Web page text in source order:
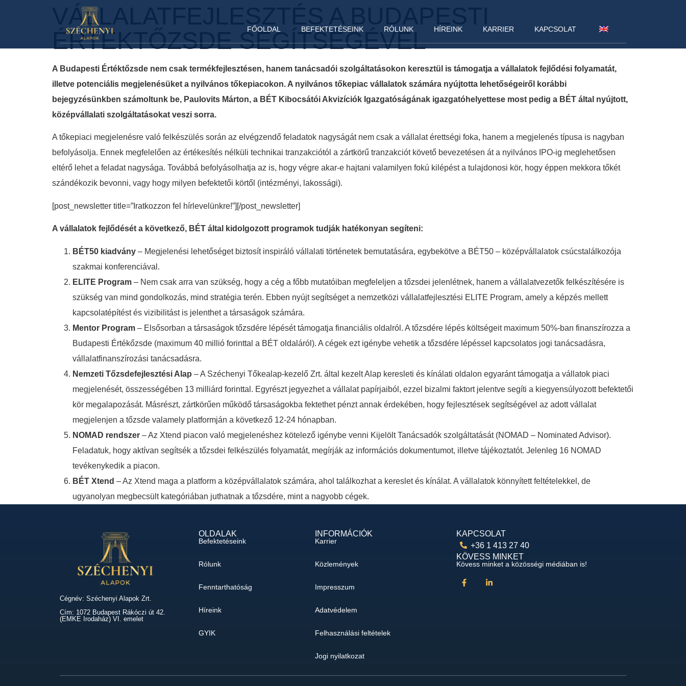
FŐOLDAL BEFEKTETÉSEINK RÓLUNK HÍREINK KARRIER KAPCSOLAT
VÁLLALATFEJLESZTÉS A BUDAPESTI
ÉRTÉKTŐZSDE SEGÍTSÉGÉVEL
A Budapesti Értéktőzsde nem csak termékfejlesztésen, hanem tanácsadói szolgáltatásokon keresztül is támogatja a vállalatok fejlődési folyamatát,
illetve potenciális megjelenésüket a nyilvános tőkepiacokon. A nyilvános tőkepiac vállalatok számára nyújtotta lehetőségeiről korábbi
bejegyzésünkben számoltunk be, Paulovits Márton, a BÉT Kibocsátói Akvizíciók Igazgatóságának igazgatóhelyettese most pedig a BÉT által nyújtott,
középvállalati szolgáltatásokat veszi sorra.
A tőkepiaci megjelenésre való felkészülés során az elvégzendő feladatok nagyságát nem csak a vállalat érettségi foka, hanem a megjelenés típusa is nagyban
befolyásolja. Ennek megfelelően az értékesítés nélküli technikai tranzakciótól a zártkörű tranzakciót követő bevezetésen át a nyilvános IPO-ig meglehetősen
eltérő lehet a feladat nagysága. Továbbá befolyásolhatja az is, hogy végre akar-e hajtani valamilyen fokú kilépést a tulajdonosi kör, hogy éppen mekkora tőkét
szándékozik bevonni, vagy hogy milyen befektetői körtől (intézményi, lakossági).
[post_newsletter title=”Iratkozzon fel hírlevelünkre!”][/post_newsletter]
A vállalatok fejlődését a következő, BÉT által kidolgozott programok tudják hatékonyan segíteni:
BÉT50 kiadvány – Megjelenési lehetőséget biztosít inspiráló vállalati történetek bemutatására, egybekötve a BÉT50 – középvállalatok csúcstalálkozója
szakmai konferenciával.
ELITE Program – Nem csak arra van szükség, hogy a cég a főbb mutatóiban megfeleljen a tőzsdei jelenlétnek, hanem a vállalatvezetők felkészítésére is
szükség van mind gondolkozás, mind stratégia terén. Ebben nyújt segítséget a nemzetközi vállalatfejlesztési ELITE Program, amely a képzés mellett
kapcsolatépítést és vizibilitást is jelenthet a társaságok számára.
Mentor Program – Elsősorban a társaságok tőzsdére lépését támogatja financiális oldalról. A tőzsdére lépés költségeit maximum 50%-ban finanszírozza a
Budapesti Értékőzsde (maximum 40 millió forinttal a BÉT oldaláról). A cégek ezt igénybe vehetik a tőzsdére lépéssel kapcsolatos jogi tanácsadásra,
vállalatfinanszírozási tanácsadásra.
Nemzeti Tőzsdefejlesztési Alap – A Széchenyi Tőkealap-kezelő Zrt. által kezelt Alap keresleti és kínálati oldalon egyaránt támogatja a vállatok piaci
megjelenését, összességében 13 milliárd forinttal. Egyrészt jegyezhet a vállalat papírjaiból, ezzel bizalmi faktort jelentve segíti a kiegyensúlyozott befektetői
kör megalapozását. Másrészt, zártkörűen működő társaságokba fektethet pénzt annak érdekében, hogy fejlesztések segítségével az adott vállalat
megjelenjen a tőzsde valamely platformján a következő 12-24 hónapban.
NOMAD rendszer – Az Xtend piacon való megjelenéshez kötelező igénybe venni Kijelölt Tanácsadók szolgáltatását (NOMAD – Nominated Advisor).
Feladatuk, hogy aktívan segítsék a tőzsdei felkészülés folyamatát, megírják az információs dokumentumot, illetve tájékoztatót. Jelenleg 16 NOMAD
tevékenykedik a piacon.
BÉT Xtend – Az Xtend maga a platform a középvállalatok számára, ahol találkozhat a kereslet és kínálat. A vállalatok könnyített feltételekkel, de
ugyanolyan megbecsült kategóriában juthatnak a tőzsdére, mint a nagyobb cégek.
Cégnév: Széchenyi Alapok Zrt.
Cím: 1072 Budapest Rákóczi út 42.
(EMKE Irodaház) VI. emelet
OLDALAK
Befektetéseink
Rólunk
Fenntarthatóság
Híreink
GYIK
INFORMÁCIÓK
Karrier
Közlemények
Impresszum
Adatvédelem
Felhasználási feltételek
Jogi nyilatkozat
KAPCSOLAT
+36 1 413 27 40
KÖVESS MINKET
Kövess minket a közösségi médiában is!